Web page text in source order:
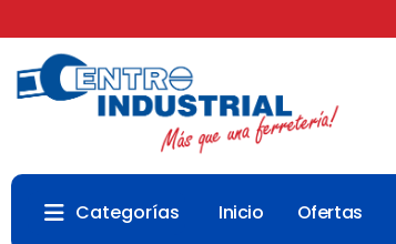
Categorías Inicio Ofertas